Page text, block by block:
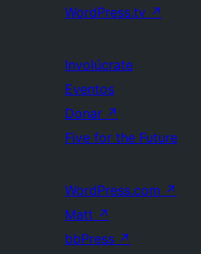
WordPress.tv ↗
Involúcrate
Eventos
Donar ↗
Five for the Future
WordPress.com ↗
Matt ↗
bbPress ↗